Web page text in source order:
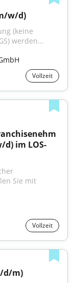
w/d)
(keine
werden...
Vollzeit
im LOS-
Sie mit
Vollzeit
d/m)